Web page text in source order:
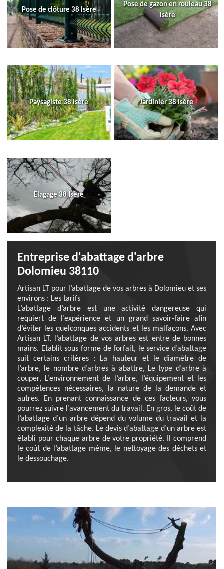
Pose de clôture 38 Isère
Pose de gazon en rouleau 38
Isère
Paysagiste 38 Isère Jardinier 38 Isère
Elagage 38 Isère
Entreprise d'abattage d'arbre
Dolomieu 38110
Artisan LT pour l’abattage de vos arbres à Dolomieu et ses
environs : Les tarifs
L’abattage d’arbre est une activité dangereuse qui
requiert de l’expérience et un grand savoir-faire afin
d’éviter les quelconques accidents et les malfaçons. Avec
Artisan LT, l’abattage de vos arbres est entre de bonnes
mains. Etablit sous forme de forfait, le service d’abattage
suit certains critères : La hauteur et le diamètre de
l’arbre, le nombre d’arbres à abattre, Le type d’arbre à
couper, L’environnement de l’arbre, l’équipement et les
compétences nécessaires, la nature de la demande et
autres. En prenant connaissance de ces facteurs, vous
pourrez suivre l’avancement du travail. En gros, le coût de
l’abattage d’un arbre dépend du volume du travail et la
complexité de la tâche. Le devis d’abattage d’un arbre est
établi pour chaque arbre de votre propriété. Il comprend
le coût de l’abattage même, le nettoyage des déchets et
le dessouchage.